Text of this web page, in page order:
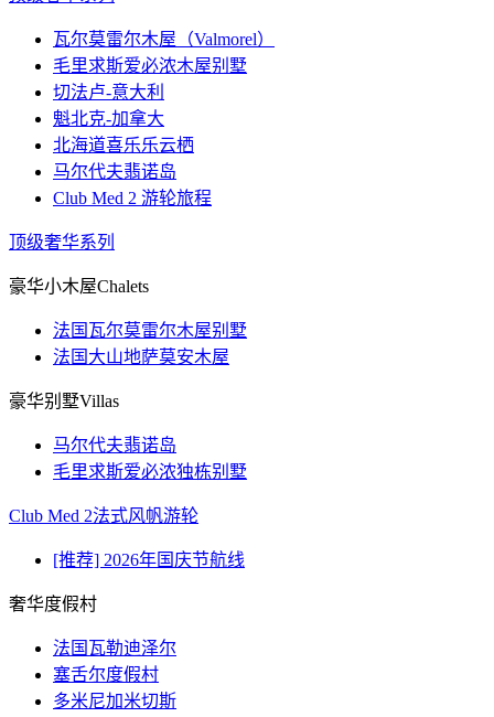
瓦尔莫雷尔木屋（Valmorel）
毛里求斯爱必浓木屋别墅
切法卢-意大利
魁北克-加拿大
北海道喜乐乐云栖
马尔代夫翡诺岛
Club Med 2 游轮旅程
顶级奢华系列
豪华小木屋Chalets
法国瓦尔莫雷尔木屋别墅
法国大山地萨莫安木屋
豪华别墅Villas
马尔代夫翡诺岛
毛里求斯爱必浓独栋别墅
Club Med 2法式风帆游轮
[推荐] 2026年国庆节航线
奢华度假村
法国瓦勒迪泽尔
塞舌尔度假村
多米尼加米切斯